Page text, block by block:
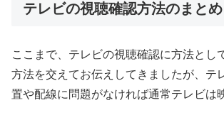
テレビの視聴確認方法のまとめ
ここまで、テレビの視聴確認に方法とし
方法を交えてお伝えしてきましたが、テ
置や配線に問題がなければ通常テレビは